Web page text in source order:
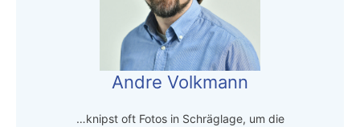
Andre Volkmann
…knipst oft Fotos in Schräglage, um die